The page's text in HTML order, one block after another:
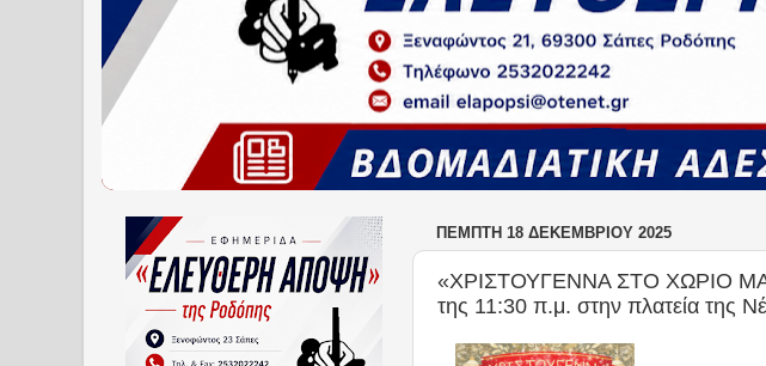
ΠΈΜΠΤΗ 18 ΔΕΚΕΜΒΡΊΟΥ 2025
«ΧΡΙΣΤΟΥΓΕΝΝΑ ΣΤΟ ΧΩΡΙΟ
της 11:30 π.μ. στην πλατεία της